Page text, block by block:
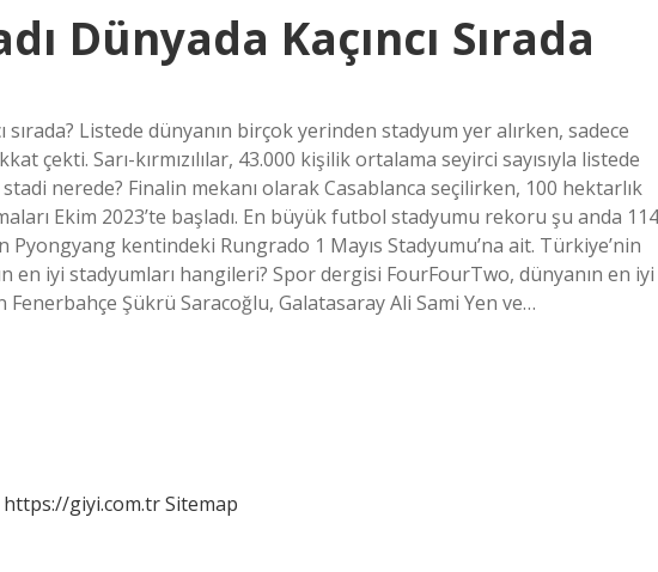
Dünyada Kaçıncı Sırada
sırada? Listede dünyanın birçok yerinden stadyum yer alırken, sadece
çekti. Sarı-kırmızılılar, 43.000 kişilik ortalama seyirci sayısıyla listede
stadi nerede? Finalin mekanı olarak Casablanca seçilirken, 100 hektarlık
Ekim 2023’te başladı. En büyük futbol stadyumu rekoru şu anda 114
Pyongyang kentindeki Rungrado 1 Mayıs Stadyumu’na ait. Türkiye’nin
en iyi stadyumları hangileri? Spor dergisi FourFourTwo, dünyanın en iyi
Fenerbahçe Şükrü Saracoğlu, Galatasaray Ali Sami Yen ve…
https://giyi.com.trSitemap